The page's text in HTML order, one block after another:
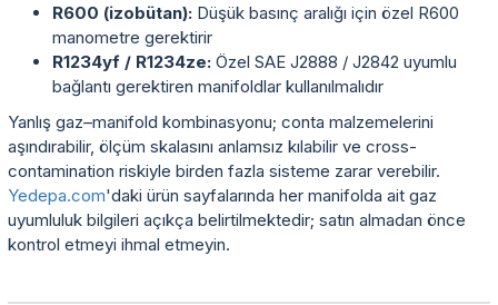
R600 (izobütan): Düşük basınç aralığı için özel R600
manometre gerektirir
R1234yf / R1234ze: Özel SAE J2888 / J2842 uyumlu
bağlantı gerektiren manifoldlar kullanılmalıdır
Yanlış gaz–manifold kombinasyonu; conta malzemelerini
aşındırabilir, ölçüm skalasını anlamsız kılabilir ve cross-
contamination riskiyle birden fazla sisteme zarar verebilir.
Yedepa.com'daki ürün sayfalarında her manifolda ait gaz
uyumluluk bilgileri açıkça belirtilmektedir; satın almadan önce
kontrol etmeyi ihmal etmeyin.